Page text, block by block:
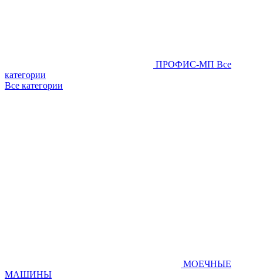
ПРОФИС-МП Все
категории
Все категории
МОЕЧНЫЕ
МАШИНЫ